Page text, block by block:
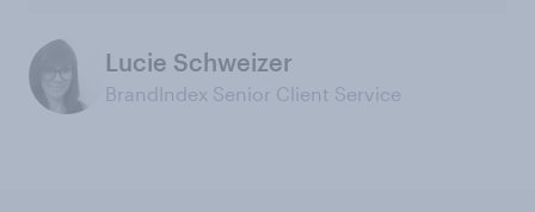
Lucie Schweizer
BrandIndex Senior Client Service